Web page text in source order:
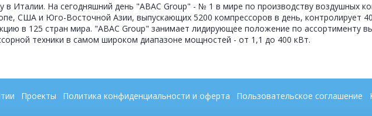
в Италии. На сегодняшний день "ABAC Group" - № 1 в мире по производству воздушных
США и Юго-Восточной Азии, выпускающих 5200 компрессоров в день, контролирует
в 125 стран мира. "ABAC Group" занимает лидирующее положение по ассортименту
техники в самом широком диапазоне мощностей - от 1,1 до 400 кВт.
Проекты Политика конфиденциальности и оферта Пользовательское соглашение